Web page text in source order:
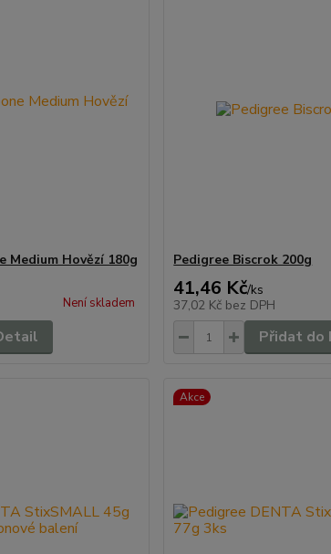
Medium Hovězí 180g
Není skladem
Pedigree Biscrok 200g
41,46 Kč/ks
37,02 Kč bez DPH
Přidat do
Akce